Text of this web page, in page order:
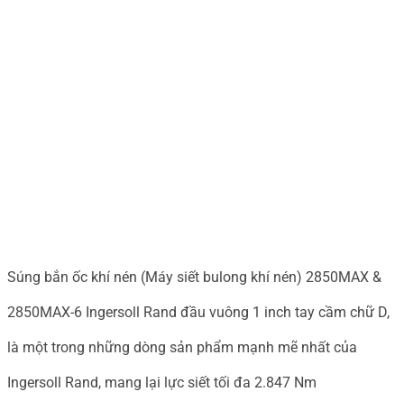
Súng bắn ốc khí nén (Máy siết bulong khí nén) 2850MAX &
2850MAX-6 Ingersoll Rand đầu vuông 1 inch tay cầm chữ D,
là một trong những dòng sản phẩm mạnh mẽ nhất của
Ingersoll Rand, mang lại lực siết tối đa 2.847 Nm